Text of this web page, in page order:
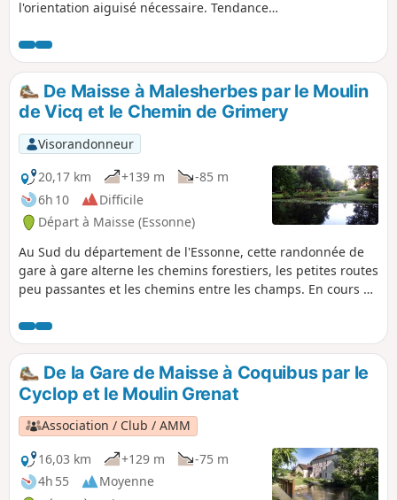
l'orientation aiguisé nécessaire. Tendance
préférable. Un début en douceur à travers
bois et champs, puis traversée de la Forêt
des Trois Pignons et retour par celle de
Maisse. Note modérateur problèmes sur ce
circuit, voir l'avis du 02/08/2022
De Maisse à Malesherbes par le Moulin
de Vicq et le Chemin de Grimery
Visorandonneur
20,17 km
+139 m
-85 m
6h 10
Difficile
Départ à Maisse (Essonne)
Au Sud du département de l'Essonne, cette randonnée de
gare à gare alterne les chemins forestiers, les petites routes
peu passantes et les chemins entre les champs. En cours de
polissoir du Néolithique.
De la Gare de Maisse à Coquibus par le
Cyclop et le Moulin Grenat
Association / Club / AMM
16,03 km
+129 m
-75 m
4h 55
Moyenne